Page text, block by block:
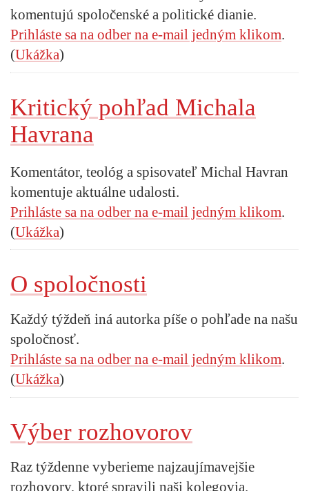
komentujú spoločenské a politické dianie.
Prihláste sa na odber na e-mail jedným klikom.
(Ukážka)
Kritický pohľad Michala
Havrana
Komentátor, teológ a spisovateľ Michal Havran
komentuje aktuálne udalosti.
Prihláste sa na odber na e-mail jedným klikom.
(Ukážka)
O spoločnosti
Každý týždeň iná autorka píše o pohľade na našu
spoločnosť.
Prihláste sa na odber na e-mail jedným klikom.
(Ukážka)
Výber rozhovorov
Raz týždenne vyberieme najzaujímavejšie
rozhovory, ktoré spravili naši kolegovia.